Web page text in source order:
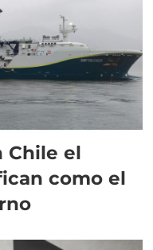
Chile el
como el